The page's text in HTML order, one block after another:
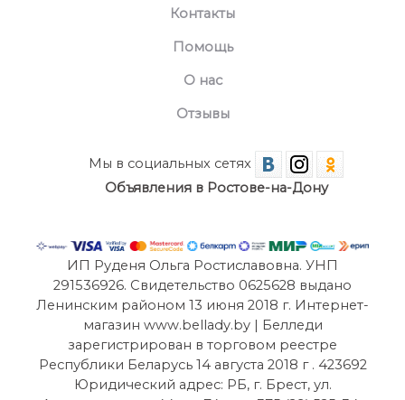
Контакты
Помощь
О нас
Отзывы
Мы в социальных сетях
Объявления в Ростове-на-Дону
ИП Руденя Ольга Ростиславовна. УНП
291536926. Свидетельство 0625628 выдано
Ленинским районом 13 июня 2018 г. Интернет-
магазин www.bellady.by | Белледи
зарегистрирован в торговом реестре
Республики Беларусь 14 августа 2018 г . 423692
Юридический адрес: РБ, г. Брест, ул.